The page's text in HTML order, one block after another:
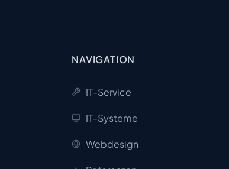
NAVIGATION
IT-Service
IT-Systeme
Webdesign